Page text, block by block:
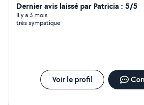
Dernier avis laissé par Patricia : 5/5
Il y a 3 mois
très sympatique
Voir le profil